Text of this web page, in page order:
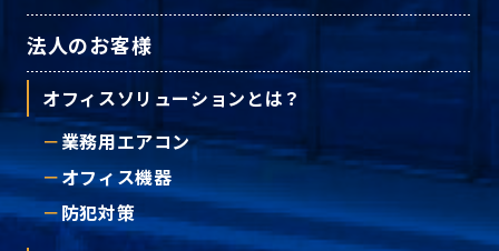
法人のお客様
オフィスソリューションとは？
業務用エアコン
オフィス機器
防犯対策